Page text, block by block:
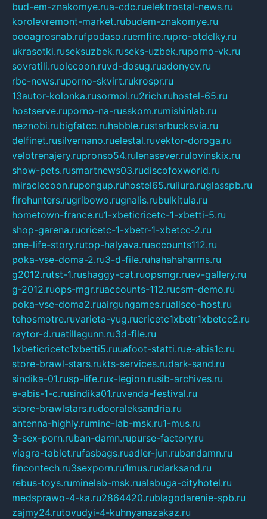
bud-em-znakomye.rua-cdc.ruelektrostal-news.ru
korolevremont-market.rubudem-znakomye.ru
oooagrosnab.rufpodaso.ruemfire.rupro-otdelky.ru
ukrasotki.ruseksuzbek.ruseks-uzbek.ruporno-vk.ru
sovratili.ruolecoon.ruvd-dosug.ruadonyev.ru
rbc-news.ruporno-skvirt.rukrospr.ru
13autor-kolonka.rusormol.ru2rich.ruhostel-65.ru
hostserve.ruporno-na-russkom.rumishinlab.ru
neznobi.rubigfatcc.ruhabble.rustarbucksvia.ru
delfinet.rusilvernano.ruelestal.ruvektor-doroga.ru
velotrenajery.rupronso54.rulenasever.rulovinskix.ru
show-pets.rusmartnews03.rudiscofoxworld.ru
miraclecoon.rupongup.ruhostel65.ruliura.ruglasspb.ru
firehunters.rugribowo.rugnalis.rubulkitula.ru
hometown-france.ru1-xbeticricetc-1-xbetti-5.ru
shop-garena.rucricetc-1-xbetr-1-xbetcc-2.ru
one-life-story.rutop-halyava.ruaccounts112.ru
poka-vse-doma-2.ru3-d-file.ruhahahaharms.ru
g2012.rutst-1.rushaggy-cat.ruopsmgr.ruev-gallery.ru
g-2012.ruops-mgr.ruaccounts-112.rucsm-demo.ru
poka-vse-doma2.ruairgungames.ruallseo-host.ru
tehosmotre.ruvarieta-yug.rucricetc1xbetr1xbetcc2.ru
raytor-d.ruatillagunn.ru3d-file.ru
1xbeticricetc1xbetti5.ruuafoot-statti.rue-abis1c.ru
store-brawl-stars.rukts-services.rudark-sand.ru
sindika-01.rusp-life.rux-legion.rusib-archives.ru
e-abis-1-c.rusindika01.ruvenda-festival.ru
store-brawlstars.rudooraleksandria.ru
antenna-highly.rumine-lab-msk.ru1-mus.ru
3-sex-porn.ruban-damn.rupurse-factory.ru
viagra-tablet.rufasbags.ruadler-jun.rubandamn.ru
fincontech.ru3sexporn.ru1mus.rudarksand.ru
rebus-toys.ruminelab-msk.rualabuga-cityhotel.ru
medsprawo-4-ka.ru2864420.rublagodarenie-spb.ru
zajmy24.rutovudyi-4-kuhnyanazakaz.ru